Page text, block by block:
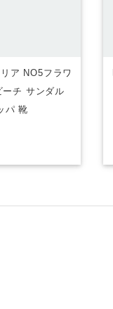
ア NO5フラワ
チ サンダル
パ 靴